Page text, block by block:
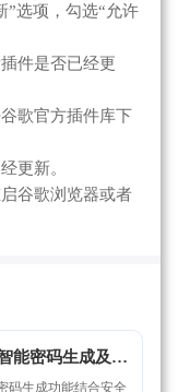
”选项，勾选“允许
件是否已经更
歌官方插件库下
更新。
谷歌浏览器或者
能密码生成及安
码生成功能结合安全